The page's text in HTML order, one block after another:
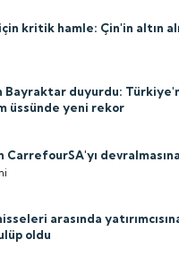
kritik hamle: Çin'in altın
Bayraktar duyurdu:
üssünde yeni rekor
CarrefourSA'yı
arasında
oldu